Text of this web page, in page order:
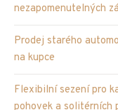
nezapomenutelných
Prodej starého
na kupce
Flexibilní sezení pro
pohovek a solitérních